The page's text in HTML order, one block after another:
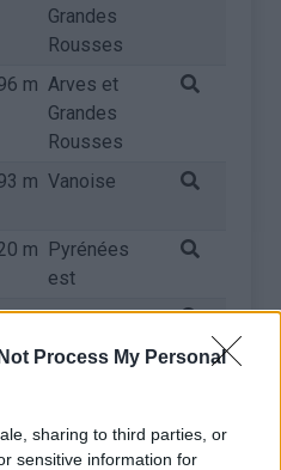
Process My Personal
sharing to third parties, or
sensitive information for
Grandes
Rousses
m Arves et
Grandes
Rousses
m Vanoise
m Pyrénées
est
m Provence
m Cerces
m
Arves et
Grandes